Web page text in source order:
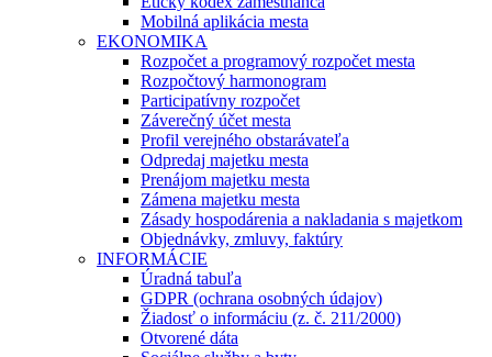
Mobilná aplikácia mesta
EKONOMIKA
Rozpočet a programový rozpočet mesta
Rozpočtový harmonogram
Participatívny rozpočet
Záverečný účet mesta
Profil verejného obstarávateľa
Odpredaj majetku mesta
Prenájom majetku mesta
Zámena majetku mesta
Zásady hospodárenia a nakladania s majetkom
Objednávky, zmluvy, faktúry
INFORMÁCIE
Úradná tabuľa
GDPR (ochrana osobných údajov)
Žiadosť o informáciu (z. č. 211/2000)
Otvorené dáta